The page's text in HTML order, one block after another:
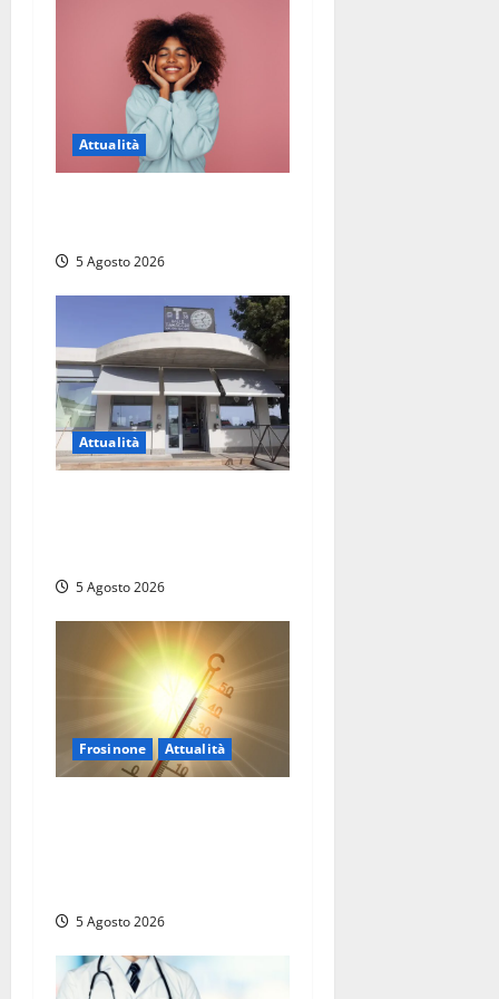
Attualità
5 Agosto 2026
Attualità
5 Agosto 2026
Frosinone Attualità
5 Agosto 2026